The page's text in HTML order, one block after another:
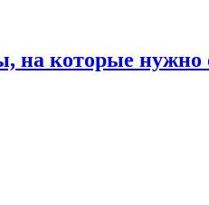
на которые